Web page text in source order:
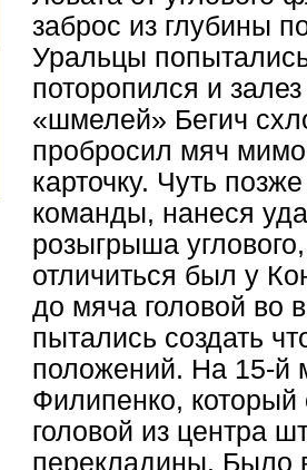
заброс из глубины
Уральцы
поторопился и
«шмелей» Бегич
пробросил мяч
карточку. Чуть
команды, нанеся
розыгрыша
отличиться был у
до мяча головой во
пытались создать
положений. На 15-й
Филипенко, который
головой из центра
перекладины. Было